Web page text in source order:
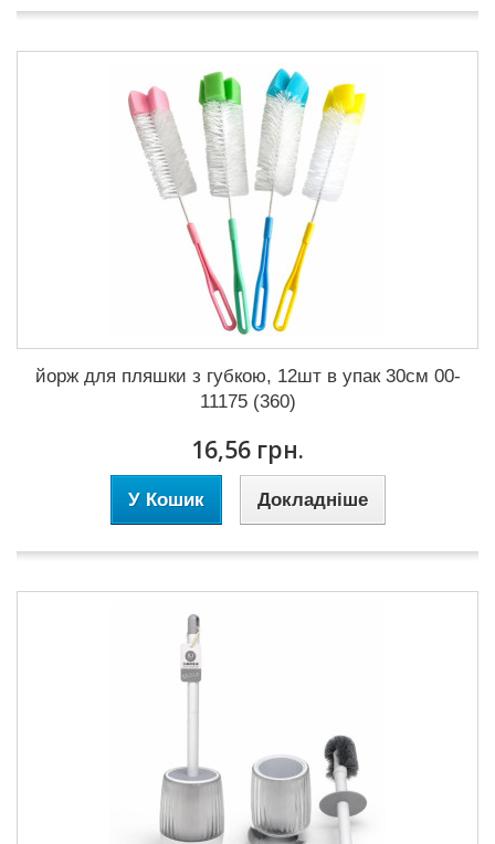
йорж для пляшки з губкою, 12шт в упак 30см 00-
11175 (360)
16,56 грн.
У Кошик Докладніше